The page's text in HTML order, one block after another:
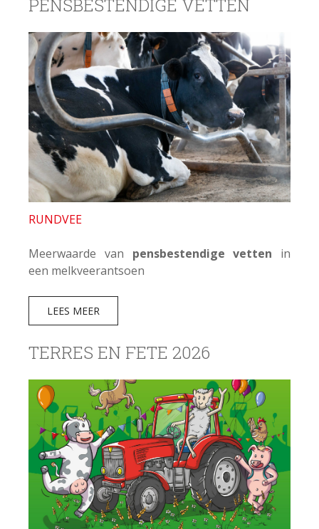
PENSBESTENDIGE VETTEN
RUNDVEE
Meerwaarde van pensbestendige vetten in
een melkveerantsoen
LEES MEER
TERRES EN FETE 2026